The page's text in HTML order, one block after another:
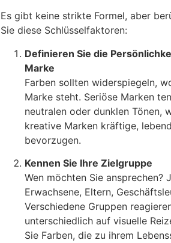
Es gibt keine strikte Formel, aber
Sie diese Schlüsselfaktoren:
Definieren Sie die
Marke
Farben sollten widerspiegeln,
Marke steht. Seriöse Marken
neutralen oder dunklen Tönen,
kreative Marken kräftige,
bevorzugen.
Kennen Sie Ihre Zielgruppe
Wen möchten Sie ansprechen?
Erwachsene, Eltern,
Verschiedene Gruppen
unterschiedlich auf visuelle
Sie Farben, die zu ihrem